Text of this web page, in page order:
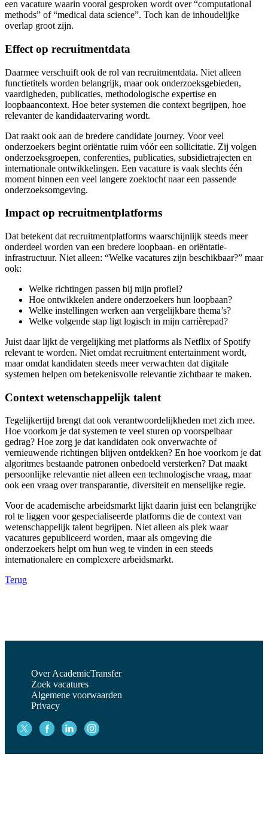
een vacature waarin vooral gesproken wordt over “computational
methods” of “medical data science”. Toch kan de inhoudelijke
overlap groot zijn.
Effect op recruitmentdata
Daarmee verschuift ook de rol van recruitmentdata. Niet alleen
functietitels worden belangrijk, maar ook onderzoeksgebieden,
vaardigheden, publicaties, methodologische expertise en
loopbaancontext. Hoe beter systemen die context begrijpen, hoe
relevanter de kandidaatervaring wordt.
Dat raakt ook aan de bredere candidate journey. Voor veel
onderzoekers begint oriëntatie ruim vóór een sollicitatie. Zij volgen
onderzoeksgroepen, conferenties, publicaties, subsidietrajecten en
internationale ontwikkelingen. Een vacature is vaak slechts één
moment binnen een veel langere zoektocht naar een passende
onderzoeksomgeving.
Impact op recruitmentplatforms
Dat betekent dat recruitmentplatforms waarschijnlijk steeds meer
onderdeel worden van een bredere loopbaan- en oriëntatie-
infrastructuur. Niet alleen: “Welke vacatures zijn beschikbaar?” maar
ook:
Welke richtingen passen bij mijn profiel?
Hoe ontwikkelen andere onderzoekers hun loopbaan?
Welke instellingen werken aan vergelijkbare thema’s?
Welke volgende stap ligt logisch in mijn carrièrepad?
Juist daar lijkt de vergelijking met platforms als Netflix of Spotify
relevant te worden. Niet omdat recruitment entertainment wordt,
maar omdat kandidaten steeds meer verwachten dat digitale
systemen helpen om betekenisvolle relevantie zichtbaar te maken.
Context wetenschappelijk talent
Tegelijkertijd brengt dat ook verantwoordelijkheden met zich mee.
Hoe voorkom je dat systemen te veel sturen op voorspelbaar
gedrag? Hoe zorg je dat kandidaten ook onverwachte of
vernieuwende richtingen blijven ontdekken? En hoe voorkom je dat
algoritmes bestaande patronen onbedoeld versterken? Dat maakt
persoonlijke relevantie niet alleen een technologische vraag, maar
ook een vraag over transparantie, diversiteit en menselijke regie.
Voor de academische arbeidsmarkt lijkt daarin juist een belangrijke
rol te liggen voor gespecialiseerde platforms die de context van
wetenschappelijk talent begrijpen. Niet alleen als plek waar
vacatures gepubliceerd worden, maar als omgeving die
onderzoekers helpt om hun weg te vinden in een steeds
internationalere en complexere arbeidsmarkt.
Terug
Over AcademicTransfer
Zoek vacatures
Algemene voorwaarden
Privacy